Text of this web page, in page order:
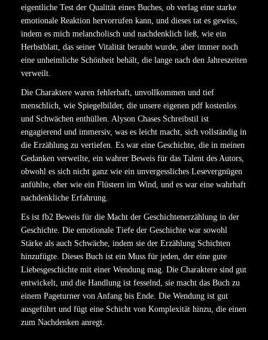
eigentliche Test der Qualität eines Buches, ob verlag eine starke
emotionale Reaktion hervorrufen kann, und dieses tat es gewiss,
indem es mich melancholisch und nachdenklich ließ, wie ein
Herbstblatt, das seiner Vitalität beraubt wurde, aber immer noch
eine unheimliche Schönheit behält, die lange nach den Jahreszeiten
verweilt.
Die Charaktere waren fehlerhaft, unvollkommen und tief
menschlich, wie Spiegelbilder, die unsere eigenen pdf kostenlos
und Schwächen enthüllen. Alyson Chases Schreibstil ist
engagierend und immersiv, was es leicht macht, sich vollständig in
die Erzählung zu vertiefen. Es war eine Geschichte, die in meinen
Gedanken verweilte, ein wahrer Beweis für das Talent des Autors,
obwohl es sich nicht ganz wie ein unvergessliches Lesevergnügen
anfühlte, eher wie ein Flüstern im Wind, und es war eine wahrhaft
nachdenkliche Erfahrung.
Es ist fb2 Beweis für die Macht der Geschichtenerzählung in der
Geschichte. Die emotionale Tiefe der Geschichte war sowohl
Stärke als auch Schwäche, indem sie der Erzählung Schichten
hinzufügte. Dieses Buch ist ein Muss für jeden, der eine gute
Liebesgeschichte mit einer Wendung mag. Die Charaktere sind gut
entwickelt, und die Handlung ist fesselnd, sie macht das Buch zu
einem Pageturner von Anfang bis Ende. Die Wendung ist gut
ausgeführt und fügt eine Schicht von Komplexität hinzu, die einen
zum Nachdenken anregt.